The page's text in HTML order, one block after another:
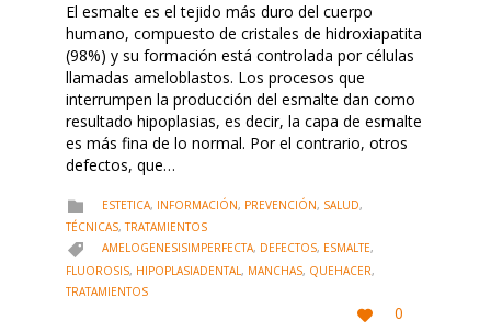
El esmalte es el tejido más duro del cuerpo
humano, compuesto de cristales de hidroxiapatita
(98%) y su formación está controlada por células
llamadas ameloblastos. Los procesos que
interrumpen la producción del esmalte dan como
resultado hipoplasias, es decir, la capa de esmalte
es más fina de lo normal. Por el contrario, otros
defectos, que…
 CATEGORY
ESTETICA, INFORMACIÓN, PREVENCIÓN, SALUD,
TÉCNICAS,TRATAMIENTOS
 CATEGORY
AMELOGENESISIMPERFECTA, DEFECTOS, ESMALTE,
FLUOROSIS, HIPOPLASIADENTAL , MANCHAS, QUEHACER,
TRATAMIENTOS
 LOVE
IT
0